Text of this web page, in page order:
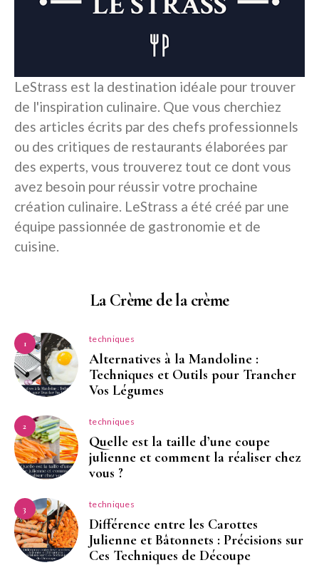
LeStrass est la destination idéale pour trouver
de l'inspiration culinaire. Que vous cherchiez
des articles écrits par des chefs professionnels
ou des critiques de restaurants élaborées par
des experts, vous trouverez tout ce dont vous
avez besoin pour réussir votre prochaine
création culinaire. LeStrass a été créé par une
équipe passionnée de gastronomie et de
cuisine.
La Crème de la crème
1 techniques
Alternatives à la Mandoline :
Techniques et Outils pour Trancher
Vos Légumes
2 techniques
Quelle est la taille d’une coupe
julienne et comment la réaliser chez
vous ?
3 techniques
Différence entre les Carottes
Julienne et Bâtonnets : Précisions sur
Ces Techniques de Découpe